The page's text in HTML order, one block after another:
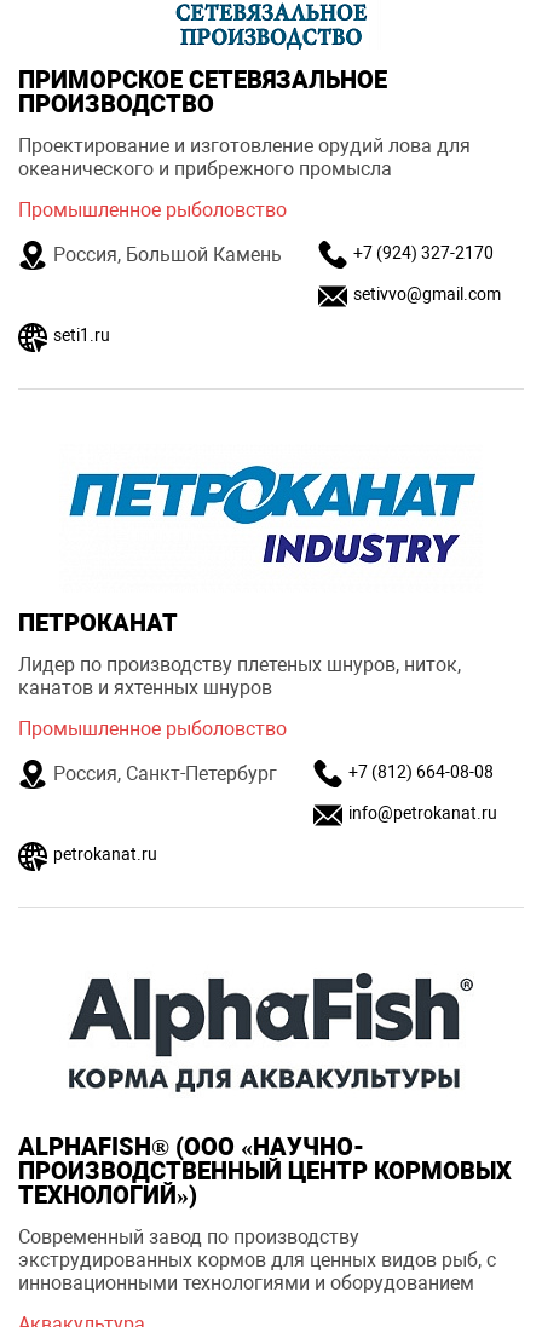
ПРИМОРСКОЕ СЕТЕВЯЗАЛЬНОЕ
ПРОИЗВОДСТВО
Проектирование и изготовление орудий лова для
океанического и прибрежного промысла
Промышленное рыболовство
Россия, Большой Камень
+7 (924) 327-2170
setivvo@gmail.com
seti1.ru
ПЕТРОКАНАТ
Лидер по производству плетеных шнуров, ниток,
канатов и яхтенных шнуров
Промышленное рыболовство
Россия, Санкт-Петербург
+7 (812) 664-08-08
info@petrokanat.ru
petrokanat.ru
ALPHAFISH® (ООО «НАУЧНО-
ПРОИЗВОДСТВЕННЫЙ ЦЕНТР КОРМОВЫХ
ТЕХНОЛОГИЙ»)
Современный завод по производству
экструдированных кормов для ценных видов рыб, с
инновационными технологиями и оборудованием